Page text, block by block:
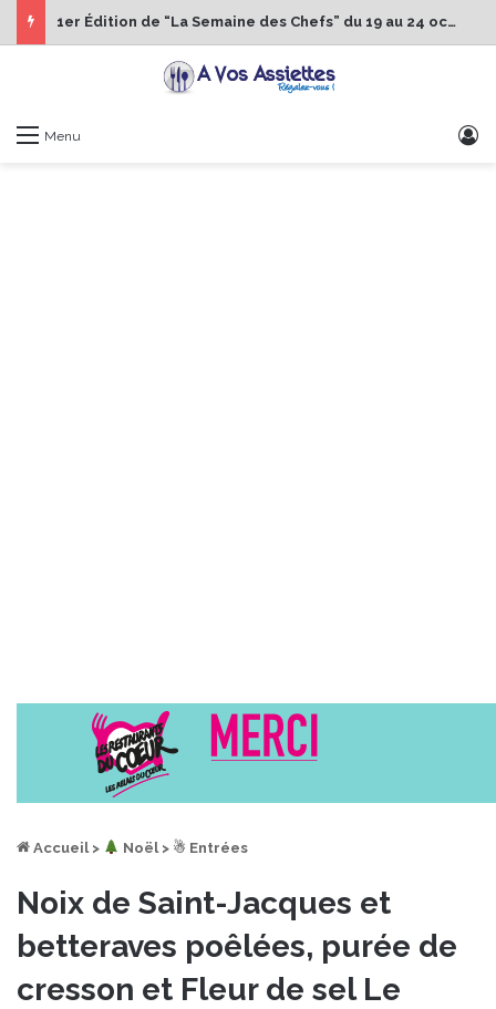
1er Édition de “La Semaine des Chefs” du 19 au 24 octobre 2026
Menu
Accueil > ︎ Noël > ☃ Entrées
Noix de Saint-Jacques et
betteraves poêlées, purée de
cresson et Fleur de sel Le